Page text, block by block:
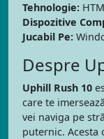
Tehnologie:
Dispozitive
Jucabil Pe:
Despre
Uphill Rush 10
care te
vei naviga pe
puternic. Acesta